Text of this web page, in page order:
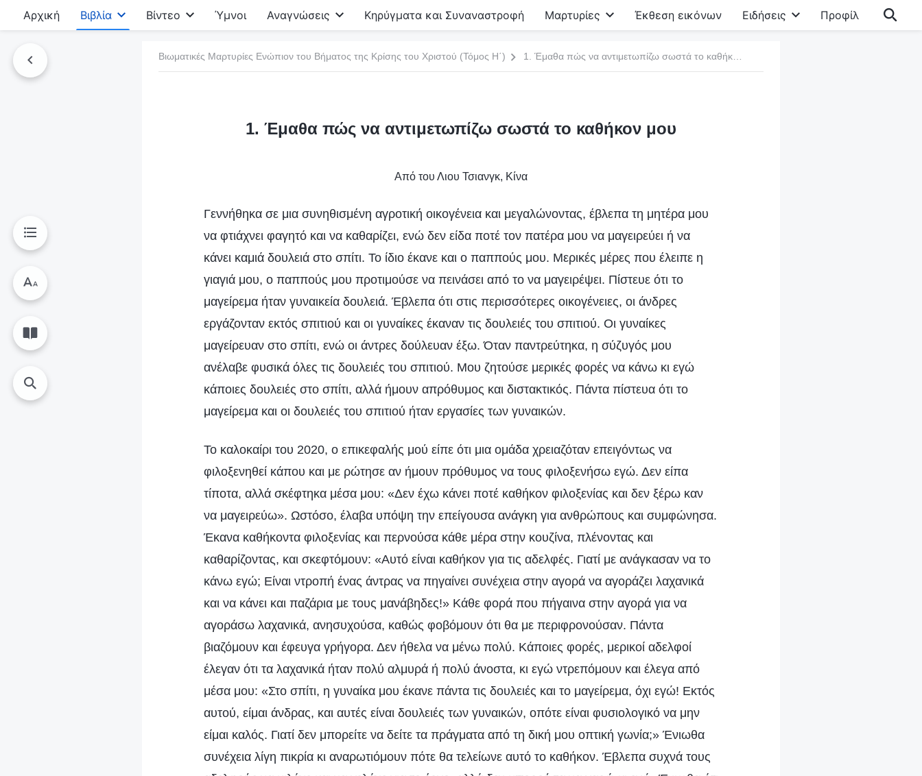
Αρχική Βιβλία Βίντεο Ύμνοι Αναγνώσεις Κηρύγματα και Συναναστροφή Μαρτυρίες Έκθεση εικόνων Ειδήσεις Προφίλ
Βιωματικές Μαρτυρίες Ενώπιον του Βήματος της Κρίσης του Χριστού (Τόμος Η΄)
1. Έμαθα πώς να αντιμετωπίζω σωστά το καθήκον μου
Από του Λιου Τσιανγκ, Κίνα
Γεννήθηκα σε μια συνηθισμένη αγροτική οικογένεια και μεγαλώνοντας, έβλεπα τη μητέρα μου
να φτιάχνει φαγητό και να καθαρίζει, ενώ δεν είδα ποτέ τον πατέρα μου να μαγειρεύει ή να
κάνει καμιά δουλειά στο σπίτι. Το ίδιο έκανε και ο παππούς μου. Μερικές μέρες που έλειπε η
γιαγιά μου, ο παππούς μου προτιμούσε να πεινάσει από το να μαγειρέψει. Πίστευε ότι το
μαγείρεμα ήταν γυναικεία δουλειά. Έβλεπα ότι στις περισσότερες οικογένειες, οι άνδρες
εργάζονταν εκτός σπιτιού και οι γυναίκες έκαναν τις δουλειές του σπιτιού. Οι γυναίκες
μαγείρευαν στο σπίτι, ενώ οι άντρες δούλευαν έξω. Όταν παντρεύτηκα, η σύζυγός μου
ανέλαβε φυσικά όλες τις δουλειές του σπιτιού. Μου ζητούσε μερικές φορές να κάνω κι εγώ
κάποιες δουλειές στο σπίτι, αλλά ήμουν απρόθυμος και διστακτικός. Πάντα πίστευα ότι το
μαγείρεμα και οι δουλειές του σπιτιού ήταν εργασίες των γυναικών.
Το καλοκαίρι του 2020, ο επικεφαλής μού είπε ότι μια ομάδα χρειαζόταν επειγόντως να
φιλοξενηθεί κάπου και με ρώτησε αν ήμουν πρόθυμος να τους φιλοξενήσω εγώ. Δεν είπα
τίποτα, αλλά σκέφτηκα μέσα μου: «Δεν έχω κάνει ποτέ καθήκον φιλοξενίας και δεν ξέρω καν
να μαγειρεύω». Ωστόσο, έλαβα υπόψη την επείγουσα ανάγκη για ανθρώπους και συμφώνησα.
Έκανα καθήκοντα φιλοξενίας και περνούσα κάθε μέρα στην κουζίνα, πλένοντας και
καθαρίζοντας, και σκεφτόμουν: «Αυτό είναι καθήκον για τις αδελφές. Γιατί με ανάγκασαν να το
κάνω εγώ; Είναι ντροπή ένας άντρας να πηγαίνει συνέχεια στην αγορά να αγοράζει λαχανικά
και να κάνει και παζάρια με τους μανάβηδες!» Κάθε φορά που πήγαινα στην αγορά για να
αγοράσω λαχανικά, ανησυχούσα, καθώς φοβόμουν ότι θα με περιφρονούσαν. Πάντα
βιαζόμουν και έφευγα γρήγορα. Δεν ήθελα να μένω πολύ. Κάποιες φορές, μερικοί αδελφοί
έλεγαν ότι τα λαχανικά ήταν πολύ αλμυρά ή πολύ άνοστα, κι εγώ ντρεπόμουν και έλεγα από
μέσα μου: «Στο σπίτι, η γυναίκα μου έκανε πάντα τις δουλειές και το μαγείρεμα, όχι εγώ! Εκτός
αυτού, είμαι άνδρας, και αυτές είναι δουλειές των γυναικών, οπότε είναι φυσιολογικό να μην
είμαι καλός. Γιατί δεν μπορείτε να δείτε τα πράγματα από τη δική μου οπτική γωνία;» Ένιωθα
συνέχεια λίγη πικρία κι αναρωτιόμουν πότε θα τελείωνε αυτό το καθήκον. Έβλεπα συχνά τους